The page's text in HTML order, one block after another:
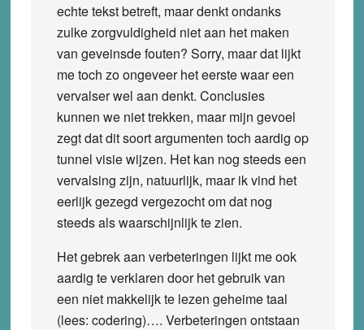
echte tekst betreft, maar denkt ondanks
zulke zorgvuldigheid niet aan het maken
van geveinsde fouten? Sorry, maar dat lijkt
me toch zo ongeveer het eerste waar een
vervalser wel aan denkt. Conclusies
kunnen we niet trekken, maar mijn gevoel
zegt dat dit soort argumenten toch aardig op
tunnel visie wijzen. Het kan nog steeds een
vervalsing zijn, natuurlijk, maar ik vind het
eerlijk gezegd vergezocht om dat nog
steeds als waarschijnlijk te zien.
Het gebrek aan verbeteringen lijkt me ook
aardig te verklaren door het gebruik van
een niet makkelijk te lezen geheime taal
(lees: codering)…. Verbeteringen ontstaan